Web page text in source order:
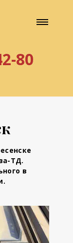
80
ТД.
в